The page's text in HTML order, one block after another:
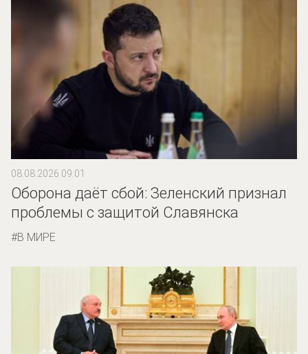
08.08.2026 09:01
Оборона даёт сбой: Зеленский признал
проблемы с защитой Славянска
В МИРЕ